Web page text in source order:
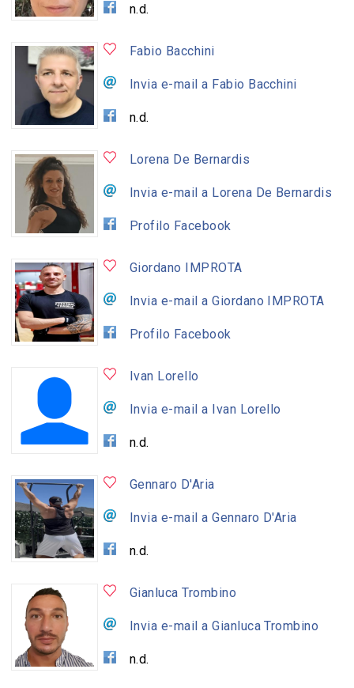
n.d.
Fabio Bacchini
Invia e-mail a Fabio Bacchini
n.d.
Lorena De Bernardis
Invia e-mail a Lorena De Bernardis
Profilo Facebook
Giordano IMPROTA
Invia e-mail a Giordano IMPROTA
Profilo Facebook
Ivan Lorello
Invia e-mail a Ivan Lorello
n.d.
Gennaro D'Aria
Invia e-mail a Gennaro D'Aria
n.d.
Gianluca Trombino
Invia e-mail a Gianluca Trombino
n.d.